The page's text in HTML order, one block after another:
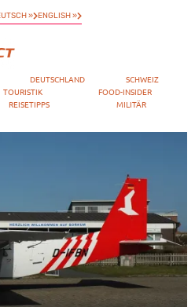
» ENGLISH »
DEUTSCHLAND
SCHWEIZ
TOURISTIK
FOOD-INSIDER
REISETIPPS MILITÄR